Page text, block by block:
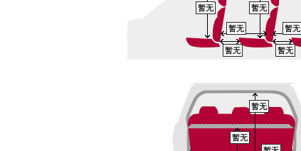
暂无 暂无
暂无
暂无 暂无
暂无
暂无
暂无